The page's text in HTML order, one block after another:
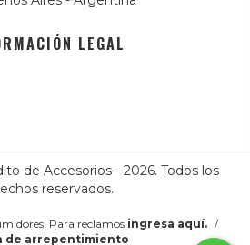
LEGAL
de Accesorios - 2026. Todos los
reservados.
Para reclamos ingresa aquí. /
de arrepentimiento